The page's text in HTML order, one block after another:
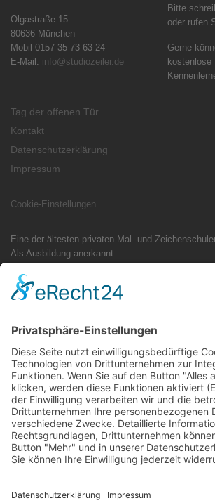
Olgastraße 15
80636 München
Mobil 0157 35 73 63 24
E-Mail: info@studiozeiler.de
Bitte
oder rufen
Gerne
kostenlose
Tag der offenen Tür
Kontakt
Datenschutzerklärung
Impressum
Cookie-Einstellungen
Eine der ältesten privaten Mal- und
Als Ausbildung anerkannt.
Tradition trifft Design: Ihr Mappenkurs im Studio
Als eine der ältesten Adressen für
Zeichnen – wir begleiten Sie persönlich und
Atelier.
Hinweis für Suchanfragen: Sie finden unser Atelier
Ort unter der Adresse: Olgastraße 15, 80636
fälschlich gesucht unter: Studio Sailer,
Zeiler Onlinekurs oder Zeichenschule Neuhausen).
Folge uns auf Social-Media